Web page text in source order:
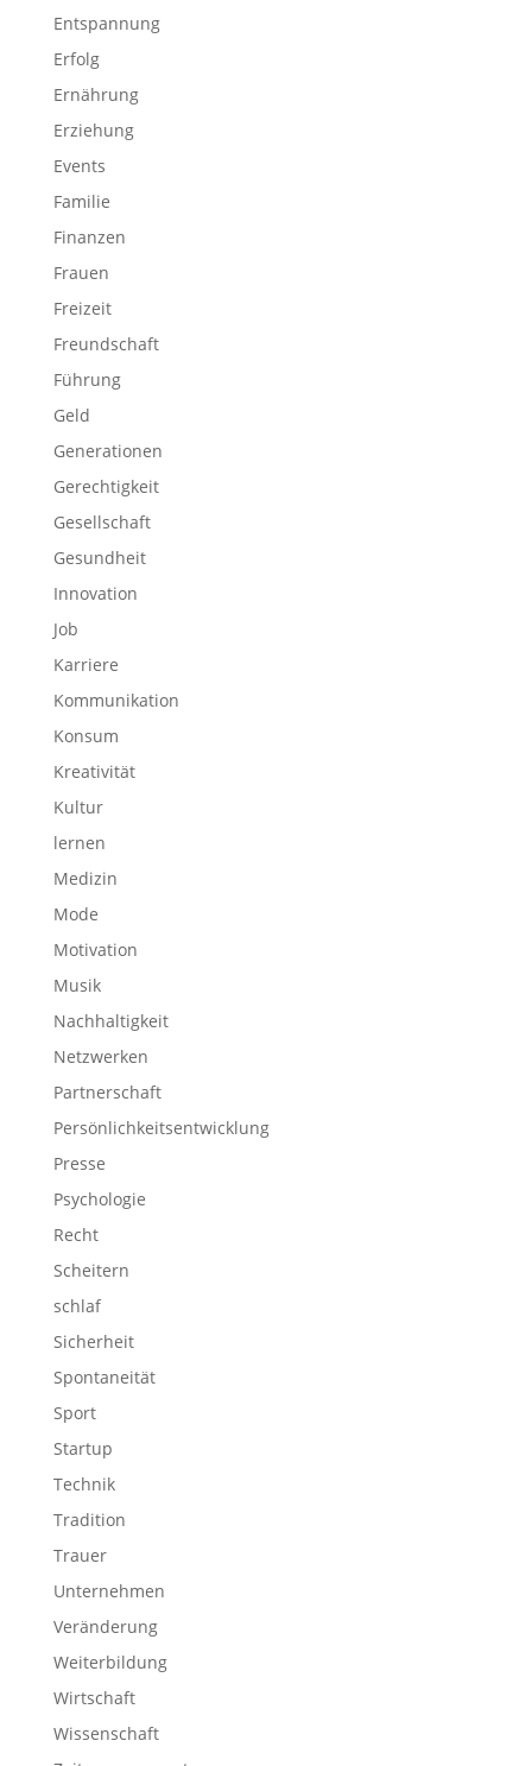
Entspannung
Erfolg
Ernährung
Erziehung
Events
Familie
Finanzen
Frauen
Freizeit
Freundschaft
Führung
Geld
Generationen
Gerechtigkeit
Gesellschaft
Gesundheit
Innovation
Job
Karriere
Kommunikation
Konsum
Kreativität
Kultur
lernen
Medizin
Mode
Motivation
Musik
Nachhaltigkeit
Netzwerken
Partnerschaft
Persönlichkeitsentwicklung
Presse
Psychologie
Recht
Scheitern
schlaf
Sicherheit
Spontaneität
Sport
Startup
Technik
Tradition
Trauer
Unternehmen
Veränderung
Weiterbildung
Wirtschaft
Wissenschaft